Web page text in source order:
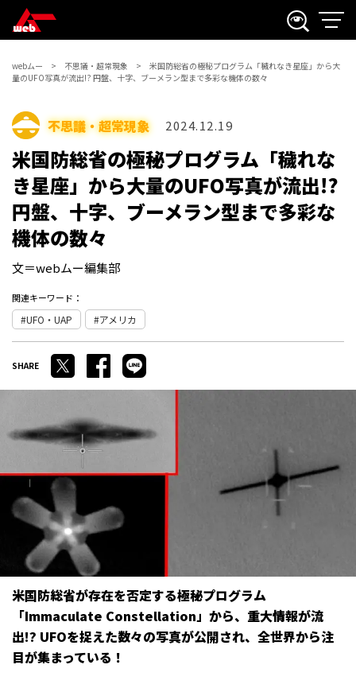
webムー 不思議・超常現象
米国防総省の極秘プログラム「穢れなき星座」から大
量のUFO写真が流出!? 円盤、十字、ブーメラン型まで多彩な機体の数々
不思議・超常現象 2024.12.19
米国防総省の極秘プログラム「穢れな
き星座」から大量のUFO写真が流出!?
円盤、十字、ブーメラン型まで多彩な
機体の数々
文＝webムー編集部
関連キーワード：
UFO・UAP アメリカ
米国防総省が存在を否定する極秘プログラム
「Immaculate Constellation」から、重大情報が流
出!? UFOを捉えた数々の写真が公開され、全世界から注
目が集まっている！